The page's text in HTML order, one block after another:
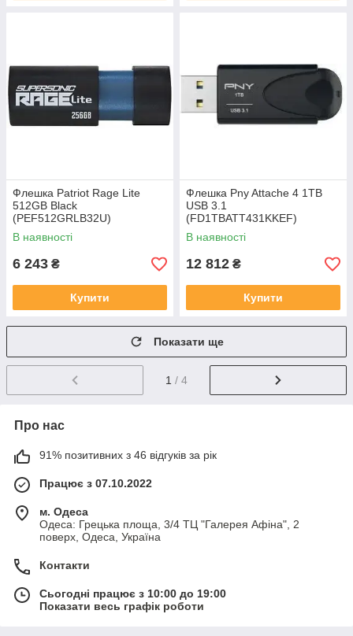
Флешка Patriot Rage Lite
512GB Black
(PEF512GRLB32U)
В наявності
6 243 ₴
Купити
Флешка Pny Attache 4 1TB
USB 3.1
(FD1TBATT431KKEF)
В наявності
12 812 ₴
Купити
Показати ще
1 / 4
Про нас
91% позитивних з 46 відгуків за рік
Працює з 07.10.2022
м. Одеса
Одеса: Грецька площа, 3/4 ТЦ "Галерея Афіна", 2
поверх, Одеса, Україна
Контакти
Сьогодні працює з 10:00 до 19:00
Показати весь графік роботи